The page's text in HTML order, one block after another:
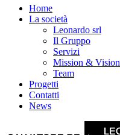
Home
La società
Leonardo srl
Il Gruppo
Servizi
Mission & Vision
Team
Progetti
Contatti
News